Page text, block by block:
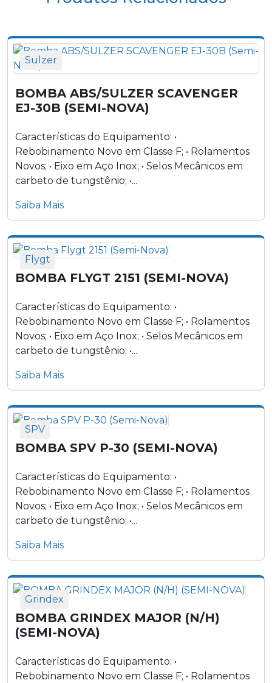
Sulzer
BOMBA ABS/SULZER SCAVENGER
EJ-30B (SEMI-NOVA)
Características do Equipamento: •
Rebobinamento Novo em Classe F; • Rolamentos
Novos; • Eixo em Aço Inox; • Selos Mecânicos em
carbeto de tungstênio; •...
Saiba Mais
Flygt
BOMBA FLYGT 2151 (SEMI-NOVA)
Características do Equipamento: •
Rebobinamento Novo em Classe F; • Rolamentos
Novos; • Eixo em Aço Inox; • Selos Mecânicos em
carbeto de tungstênio; •...
Saiba Mais
SPV
BOMBA SPV P-30 (SEMI-NOVA)
Características do Equipamento: •
Rebobinamento Novo em Classe F; • Rolamentos
Novos; • Eixo em Aço Inox; • Selos Mecânicos em
carbeto de tungstênio; •...
Saiba Mais
Grindex
BOMBA GRINDEX MAJOR (N/H)
(SEMI-NOVA)
Características do Equipamento: •
Rebobinamento Novo em Classe F; • Rolamentos